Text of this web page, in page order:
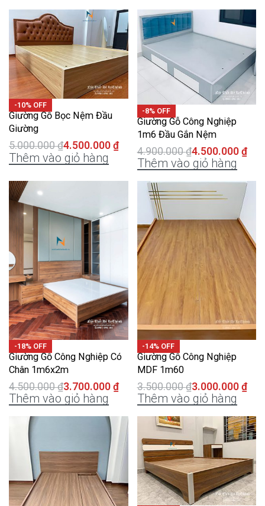
-10% OFF
Giường Gỗ Bọc Nệm Đầu
Giường
5.000.000₫4.500.000 ₫
Thêm vào giỏ hàng
-8% OFF
Giường Gỗ Công Nghiệp
1m6 Đầu Gắn Nệm
4.900.000₫4.500.000 ₫
Thêm vào giỏ hàng
-18% OFF
Giường Gỗ Công Nghiệp Có
Chân 1m6x2m
4.500.000₫3.700.000 ₫
Thêm vào giỏ hàng
-14% OFF
Giường Gỗ Công Nghiệp
MDF 1m60
3.500.000₫3.000.000 ₫
Thêm vào giỏ hàng